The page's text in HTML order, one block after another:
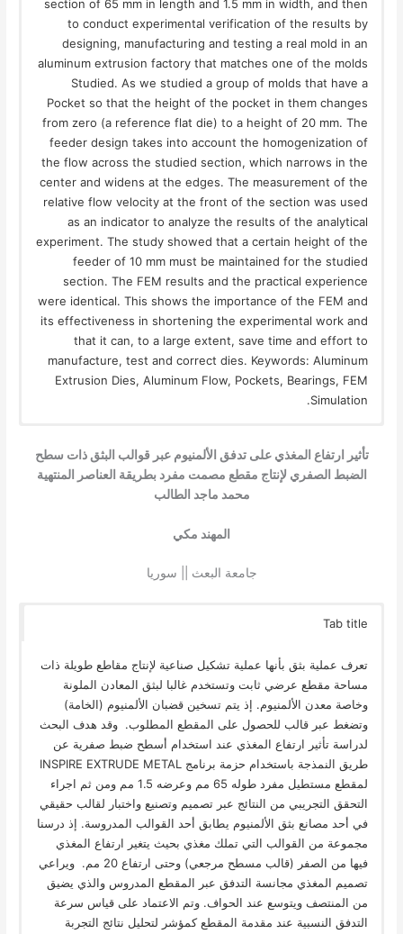
section of 65 mm in length and 1.5 mm in width, and then
to conduct experimental verification of the results by
designing, manufacturing and testing a real mold in an
aluminum extrusion factory that matches one of the molds
Studied. As we studied a group of molds that have a
Pocket so that the height of the pocket in them changes
from zero (a reference flat die) to a height of 20 mm. The
feeder design takes into account the homogenization of
the flow across the studied section, which narrows in the
center and widens at the edges. The measurement of the
relative flow velocity at the front of the section was used
as an indicator to analyze the results of the analytical
experiment. The study showed that a certain height of the
feeder of 10 mm must be maintained for the studied
section. The FEM results and the practical experience
were identical. This shows the importance of the FEM and
its effectiveness in shortening the experimental work and
that it can, to a large extent, save time and effort to
manufacture, test and correct dies. Keywords: Aluminum
Extrusion Dies, Aluminum Flow, Pockets, Bearings, FEM
Simulation.
تأثير ارتفاع المغذي على تدفق الألمنيوم عبر قوالب البثق ذات سطح
الضبط الصفري لإنتاج مقطع مصمت مفرد بطريقة العناصر المنتهية
محمد ماجد الطالب
المهند مكي
جامعة البعث || سوريا
Tab title
تعرف عملية بثق بأنها عملية تشكيل صناعية لإنتاج مقاطع طويلة ذات
مساحة مقطع عرضي ثابت وتستخدم غالبا لبثق المعادن الملونة
وخاصة معدن الألمنيوم. إذ يتم تسخين قضبان الألمنيوم (الخامة)
وتضغط عبر قالب للحصول على المقطع المطلوب. وقد هدف البحث
لدراسة تأثير ارتفاع المغذي عند استخدام أسطح ضبط صفرية عن
لمقطع مستطيل مفرد طوله 65 مم وعرضه 1.5 مم ومن ثم اجراء
التحقق التجريبي من النتائج عبر تصميم وتصنيع واختبار لقالب حقيقي
في أحد مصانع بثق الألمنيوم يطابق أحد القوالب المدروسة. إذ درسنا
مجموعة من القوالب التي تملك مغذي بحيث يتغير ارتفاع المغذي
فيها من الصفر (قالب مسطح مرجعي) وحتى ارتفاع 20 مم. ويراعي
تصميم المغذي مجانسة التدفق عبر المقطع المدروس والذي يضيق
من المنتصف ويتوسع عند الحواف. وتم الاعتماد على قياس سرعة
التدفق النسبية عند مقدمة المقطع كمؤشر لتحليل نتائج التجربة